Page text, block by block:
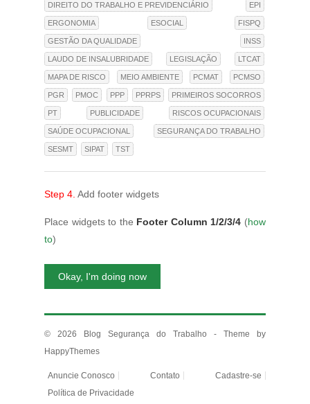
DIREITO DO TRABALHO E PREVIDENCIÁRIO EPI
ERGONOMIA ESOCIAL FISPQ
GESTÃO DA QUALIDADE INSS
LAUDO DE INSALUBRIDADE LEGISLAÇÃO LTCAT
MAPA DE RISCO MEIO AMBIENTE PCMAT PCMSO
PGR PMOC PPP PPRPS PRIMEIROS SOCORROS
PT PUBLICIDADE RISCOS OCUPACIONAIS
SAÚDE OCUPACIONAL SEGURANÇA DO TRABALHO
SESMT SIPAT TST
Step 4. Add footer widgets
Place widgets to the Footer Column 1/2/3/4 (how
to)
Okay, I'm doing now
© 2026 Blog Segurança do Trabalho - Theme by
HappyThemes
Anuncie Conosco Contato
Cadastre-se
Política de Privacidade